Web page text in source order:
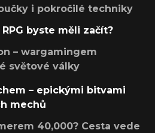
i pokročilé techniky
byste měli začít?
– wargamingem
světové války
– epickými bitvami
mechů
40,000? Cesta vede